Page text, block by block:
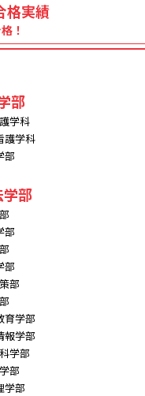
実績
！
部
学科
学科
部
部
部
部
部
学部
学部
学部
部
学部